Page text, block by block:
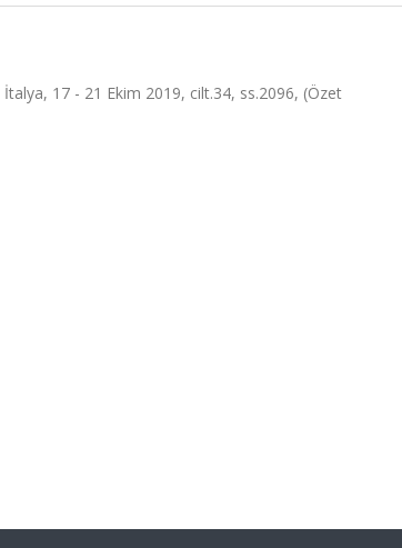
17 - 21 Ekim 2019, cilt.34, ss.2096, (Özet